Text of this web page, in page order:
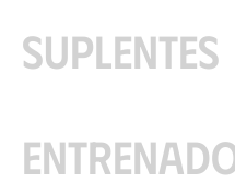
Suplentes